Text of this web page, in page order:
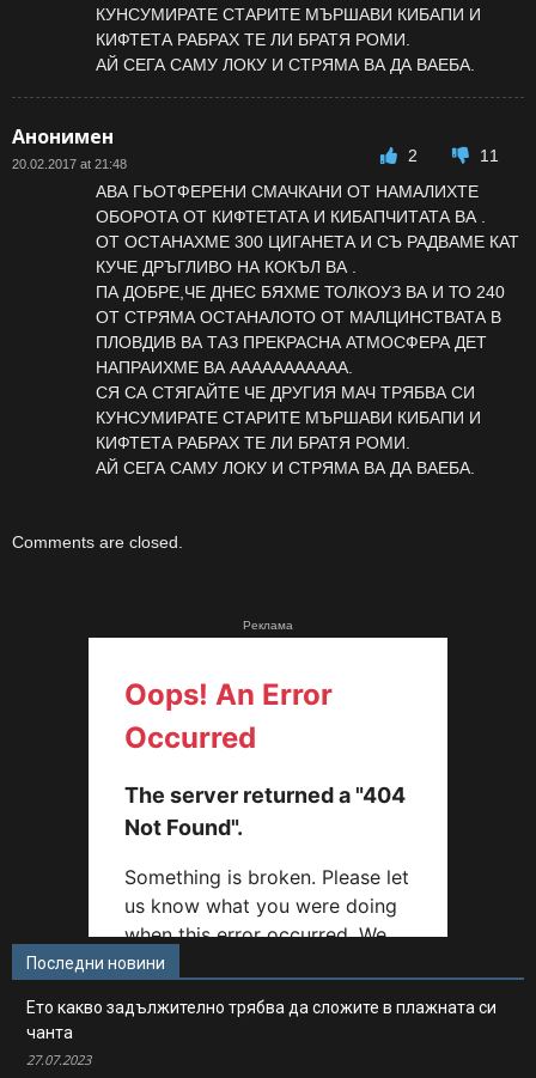
КУНСУМИРАТЕ СТАРИТЕ МЪРШАВИ КИБАПИ И
КИФТЕТА РАБРАХ ТЕ ЛИ БРАТЯ РОМИ.
АЙ СЕГА САМУ ЛОКУ И СТРЯМА ВА ДА ВАЕБА.
Анонимен
20.02.2017 at 21:48 2
11
АВА ГЬОТФЕРЕНИ СМАЧКАНИ ОТ НАМАЛИХТЕ
ОБОРОТА ОТ КИФТЕТАТА И КИБАПЧИТАТА ВА .
ОТ ОСТАНАХМЕ 300 ЦИГАНЕТА И СЪ РАДВАМЕ КАТ
КУЧЕ ДРЪГЛИВО НА КОКЪЛ ВА .
ПА ДОБРЕ,ЧЕ ДНЕС БЯХМЕ ТОЛКОУЗ ВА И ТО 240
ОТ СТРЯМА ОСТАНАЛОТО ОТ МАЛЦИНСТВАТА В
ПЛОВДИВ ВА ТАЗ ПРЕКРАСНА АТМОСФЕРА ДЕТ
НАПРАИХМЕ ВА ААААААААААА.
СЯ СА СТЯГАЙТЕ ЧЕ ДРУГИЯ МАЧ ТРЯБВА СИ
КУНСУМИРАТЕ СТАРИТЕ МЪРШАВИ КИБАПИ И
КИФТЕТА РАБРАХ ТЕ ЛИ БРАТЯ РОМИ.
АЙ СЕГА САМУ ЛОКУ И СТРЯМА ВА ДА ВАЕБА.
Comments are closed.
Реклама
Последни новини
Ето какво задължително трябва да сложите в плажната си
чанта
27.07.2023